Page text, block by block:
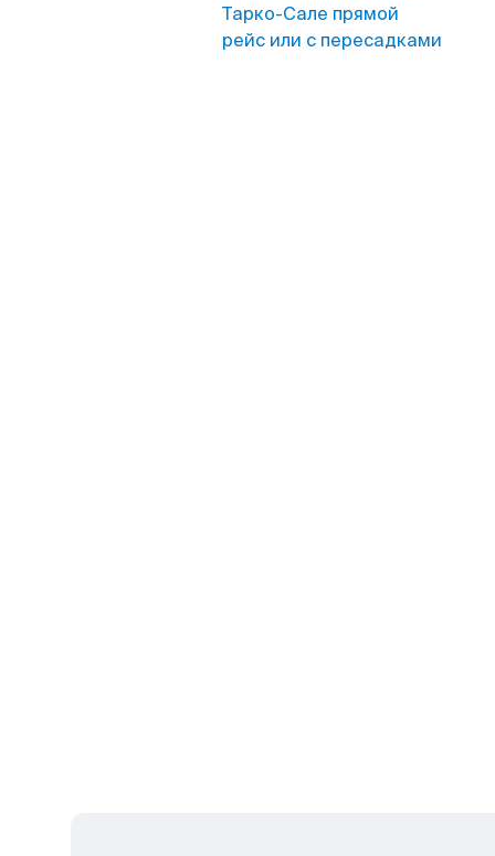
Тарко-Сале прямой
рейс или с пересадками